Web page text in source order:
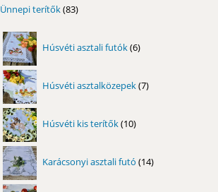
Ünnepi terítők 83
termék
Húsvéti asztali futók 6
termék
Húsvéti asztalközepek 7
termék
Húsvéti kis terítők 10
termék
Karácsonyi asztali futó 14
termék